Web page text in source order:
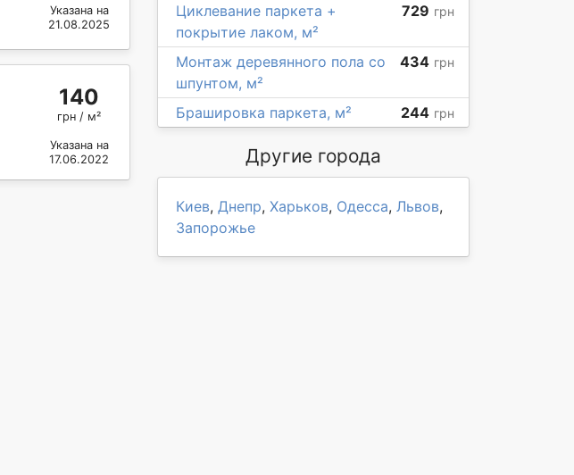
Указана на
21.08.2025
140
грн / м²
Указана на
17.06.2022
Циклевание паркета +
покрытие лаком, м²
729 грн
Монтаж деревянного пола со
шпунтом, м²
434 грн
Брашировка паркета, м² 244 грн
Другие города
Киев, Днепр, Харьков, Одесса, Львов,
Запорожье